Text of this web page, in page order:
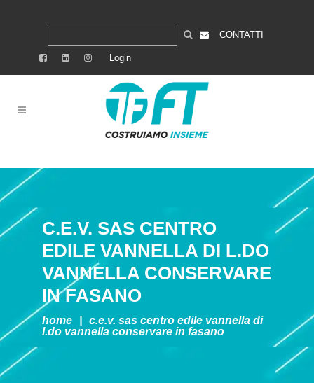
CONTATTI
Login
C.E.V. SAS CENTRO
EDILE VANNELLA DI L.DO
VANNELLA CONSERVARE
IN FASANO
home
c.e.v. sas centro edile vannella di
l.do vannella conservare in fasano